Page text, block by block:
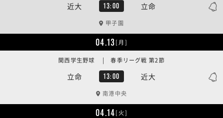
近大 13:00 立命
甲子園
04.13[月]
立命 13:00 近大
関西学生野球 | 春季リーグ戦 第2節
南港中央
04.14[火]